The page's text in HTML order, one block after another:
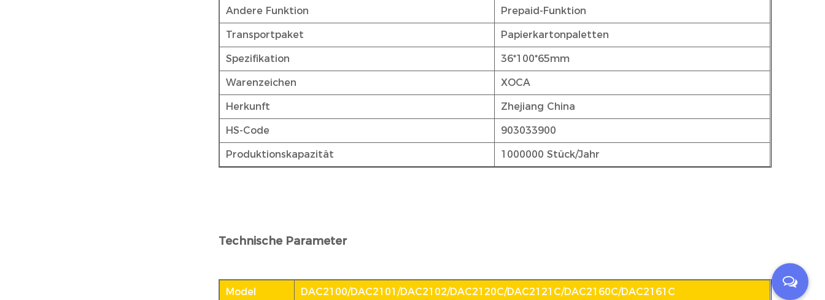
Andere Funktion Prepaid-Funktion
Transportpaket Papierkartonpaletten
Spezifikation 36*100*65mm
Warenzeichen XOCA
Herkunft Zhejiang China
HS-Code 903033900
Produktionskapazität 1000000 Stück/Jahr
Technische Parameter
Model DAC2100/DAC2101/DAC2102/DAC2120C/DAC2121C/DAC2160C/DAC2161C